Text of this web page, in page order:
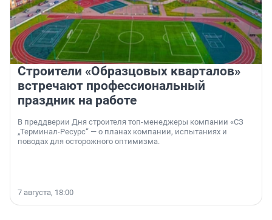
Строители «Образцовых кварталов»
встречают профессиональный
праздник на работе
В преддверии Дня строителя топ-менеджеры компании «СЗ
„Терминал-Ресурс“ — о планах компании, испытаниях и
поводах для осторожного оптимизма.
7 августа, 18:00